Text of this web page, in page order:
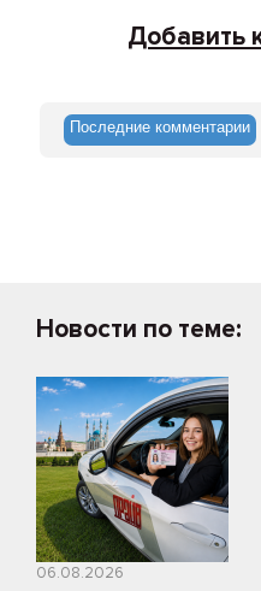
Добавить
Последние комментарии
Новости по теме:
06.08.2026